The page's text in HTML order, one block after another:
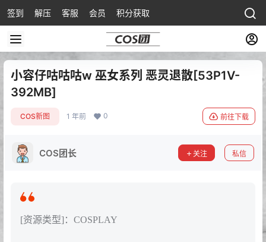
签到 解压 客服 会员 积分获取
小容仔咕咕咕w 巫女系列 恶灵退散[53P1V-
392MB]
COS新图 1 年前 0 前往下载
COS团长 关注 私信
[资源类型]：COSPLAY